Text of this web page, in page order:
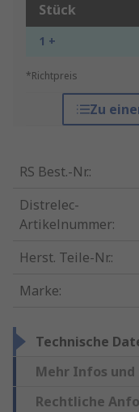
Stück
1 +
*Richtpreis
Zu
RS Best.-Nr.:
Distrelec-
Artikelnummer:
Herst. Teile-Nr.:
Marke:
Technische
Mehr Infos
Rechtliche